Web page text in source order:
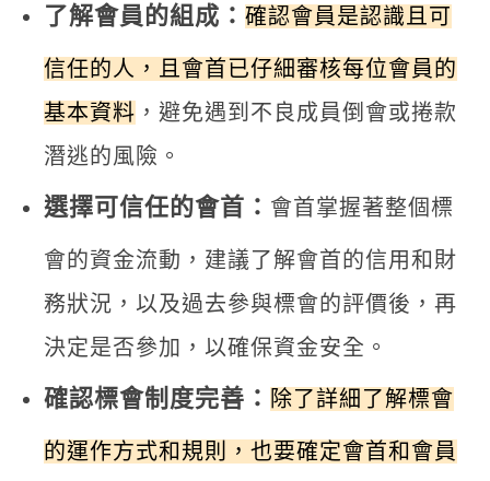
了解會員的組成： 確認會員是認識且可
信任的人，且會首已仔細審核每位會員的
基本資料 ，避免遇到不良成員倒會或捲款
潛逃的風險。
選擇可信任的會首： 會首掌握著整個標
會的資金流動，建議了解會首的信用和財
務狀況，以及過去參與標會的評價後，再
決定是否參加，以確保資金安全。
確認標會制度完善： 除了詳細了解標會
的運作方式和規則，也要確定會首和會員